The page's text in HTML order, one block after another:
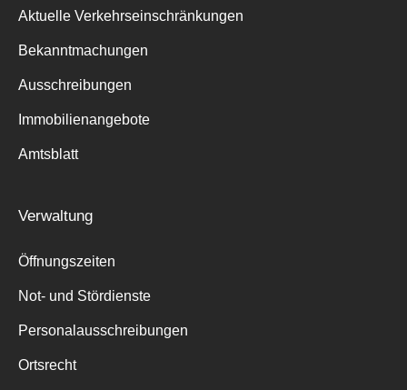
Aktuelle Verkehrseinschränkungen
Bekanntmachungen
Ausschreibungen
Immobilienangebote
Amtsblatt
Verwaltung
Öffnungszeiten
Not- und Stördienste
Personalausschreibungen
Ortsrecht